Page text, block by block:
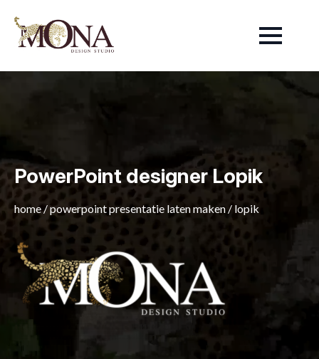
PowerPoint designer Lopik
home /powerpoint presentatie laten maken / lopik